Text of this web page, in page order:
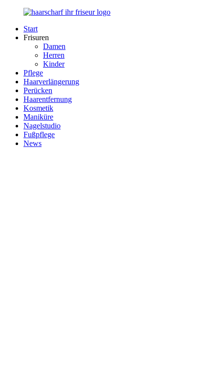
Zurück
Inhalt
Haarscharf
Händen
Start
Frisuren
Damen
Herren
Kinder
Pflege
Haarverlängerung
Perücken
Haarentfernung
Kosmetik
Maniküre
Nagelstudio
Fußpflege
News